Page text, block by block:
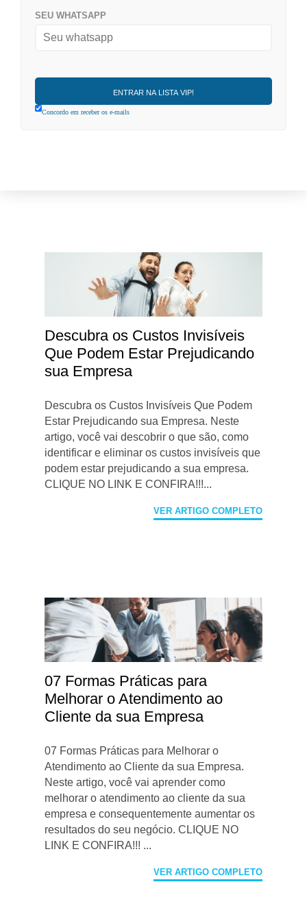
SEU WHATSAPP
Concordo em receber os e-mails
Descubra os Custos Invisíveis
Que Podem Estar Prejudicando
sua Empresa
Descubra os Custos Invisíveis Que Podem
Estar Prejudicando sua Empresa. Neste
artigo, você vai descobrir o que são, como
identificar e eliminar os custos invisíveis que
podem estar prejudicando a sua empresa.
CLIQUE NO LINK E CONFIRA!!!...
VER ARTIGO COMPLETO
07 Formas Práticas para
Melhorar o Atendimento ao
Cliente da sua Empresa
07 Formas Práticas para Melhorar o
Atendimento ao Cliente da sua Empresa.
Neste artigo, você vai aprender como
melhorar o atendimento ao cliente da sua
empresa e consequentemente aumentar os
resultados do seu negócio. CLIQUE NO
LINK E CONFIRA!!! ...
VER ARTIGO COMPLETO